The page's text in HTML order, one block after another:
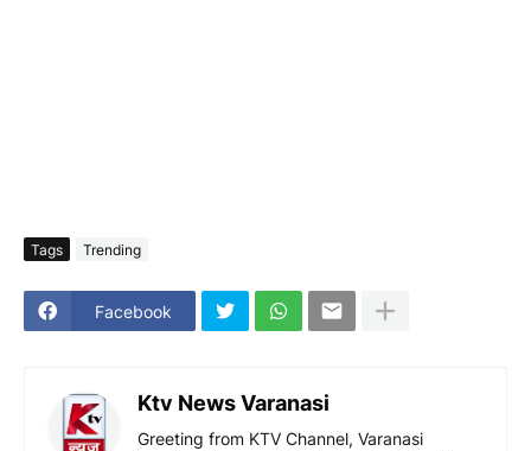
Tags Trending
Facebook
Ktv News Varanasi
Greeting from KTV Channel, Varanasi